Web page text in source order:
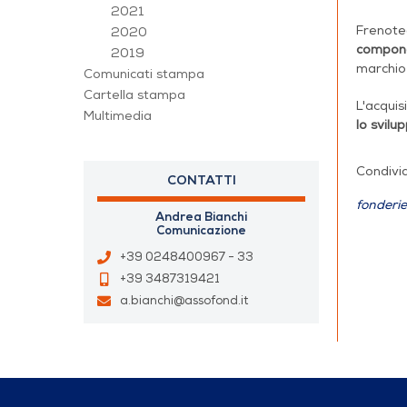
2021
2020
2019
Comunicati stampa
Cartella stampa
Multimedia
CONTATTI
Andrea Bianchi
Comunicazione
+39 0248400967 - 33
+39 3487319421
a.bianchi@assofond.it
lo